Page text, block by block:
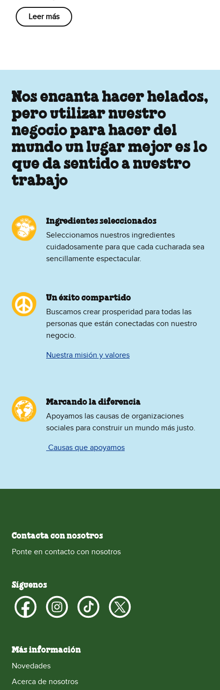
Leer más
Nos encanta hacer helados,
pero utilizar nuestro
negocio para hacer del
mundo un lugar mejor es lo
que da sentido a nuestro
trabajo
Ingredientes seleccionados
Seleccionamos nuestros ingredientes
cuidadosamente para que cada cucharada sea
sencillamente espectacular.
Un éxito compartido
Buscamos crear prosperidad para todas las
personas que están conectadas con nuestro
negocio.
Nuestra misión y valores
Marcando la diferencia
Apoyamos las causas de organizaciones
sociales para construir un mundo más justo.
​ Causas que apoyamos
Contacta con nosotros
Ponte en contacto con nosotros
Síguenos
Más información
Novedades
Acerca de nosotros